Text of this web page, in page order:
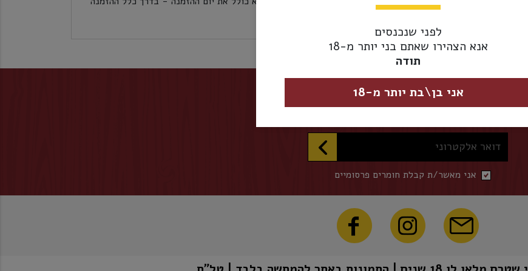
השארו מעודכנים
דואר אלקטרוני
אני מאשר/ת קבלת חומרים פרסומיים
לפני שנכנסים
אנא הצהירו שאתם בני יותר מ-18
תודה
אני בן\בת יותר מ-18